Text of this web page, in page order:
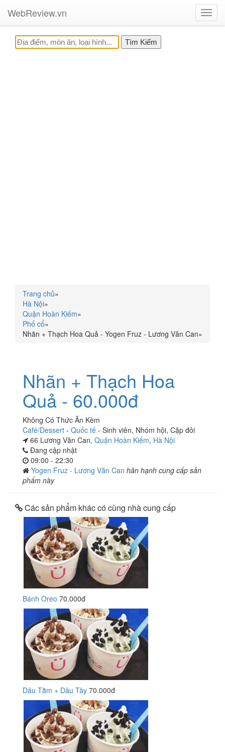
WebReview.vn
Trang chủ»
Hà Nội»
Quận Hoàn Kiếm»
Phố cổ»
Nhãn + Thạch Hoa Quả - Yogen Fruz - Lương Văn Can»
Nhãn + Thạch Hoa
Quả - 60.000đ
Không Có Thức Ăn Kèm
Café/Dessert - Quốc tế - Sinh viên, Nhóm hội, Cặp đôi
66 Lương Văn Can, Quận Hoàn Kiếm, Hà Nội
Đang cập nhật
09:00 - 22:30
Yogen Fruz - Lương Văn Can hân hạnh cung cấp sản
phẩm này
Các sản phẩm khác có cùng nhà cung cấp
Bánh Oreo 70.000đ
Dâu Tằm + Dâu Tây 70.000đ